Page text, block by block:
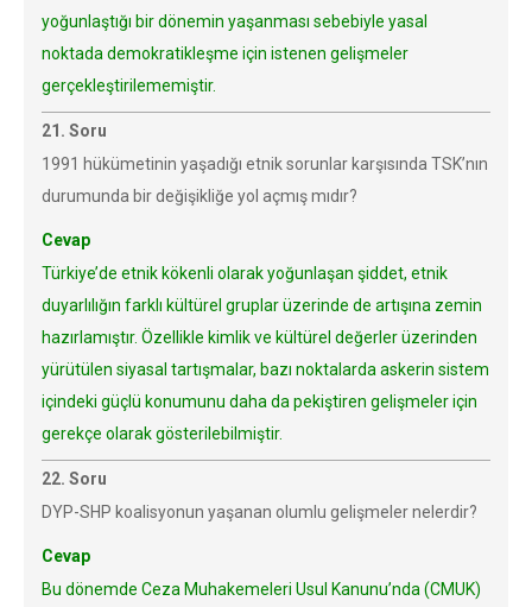
yoğunlaştığı bir dönemin yaşanması sebebiyle yasal
noktada demokratikleşme için istenen gelişmeler
gerçekleştirilememiştir.
21. Soru
1991 hükümetinin yaşadığı etnik sorunlar karşısında TSK’nın
durumunda bir değişikliğe yol açmış mıdır?
Cevap
Türkiye’de etnik kökenli olarak yoğunlaşan şiddet, etnik
duyarlılığın farklı kültürel gruplar üzerinde de artışına zemin
hazırlamıştır. Özellikle kimlik ve kültürel değerler üzerinden
yürütülen siyasal tartışmalar, bazı noktalarda askerin sistem
içindeki güçlü konumunu daha da pekiştiren gelişmeler için
gerekçe olarak gösterilebilmiştir.
22. Soru
DYP-SHP koalisyonun yaşanan olumlu gelişmeler nelerdir?
Cevap
Bu dönemde Ceza Muhakemeleri Usul Kanunu’nda (CMUK)